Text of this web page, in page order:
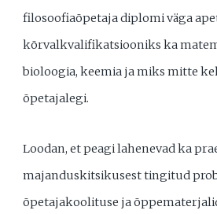
filosoofiaõpetaja diplomi väga
kõrvalkvalifikatsiooniks ka
bioloogia, keemia ja miks mitte
õpetajalegi.
Loodan, et peagi lahenevad ka
majanduskitsikusest tingitud
õpetajakoolituse ja